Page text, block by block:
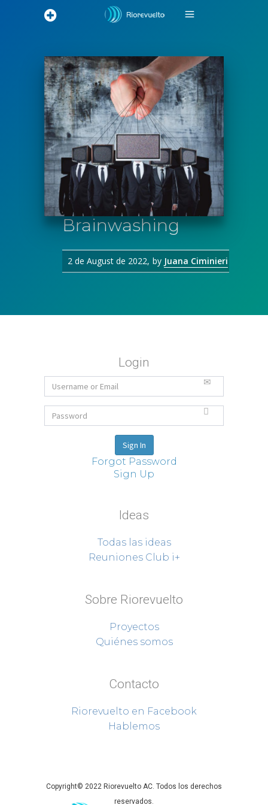
Brainwashing
2 de August de 2022 by Juana Ciminieri
Login
Forgot Password
Sign Up
Ideas
Todas las ideas
Reuniones Club i+
Sobre Riorevuelto
Proyectos
Quiénes somos
Contacto
Riorevuelto en Facebook
Hablemos
Copyright© 2022 Riorevuelto AC. Todos los derechos
reservados.